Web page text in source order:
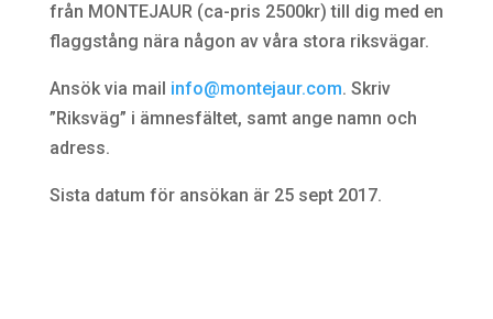
från MONTEJAUR (ca-pris 2500kr) till dig med en
flaggstång nära någon av våra stora riksvägar.
Ansök via mail info@montejaur.com. Skriv
”Riksväg” i ämnesfältet, samt ange namn och
adress.
Sista datum för ansökan är 25 sept 2017.